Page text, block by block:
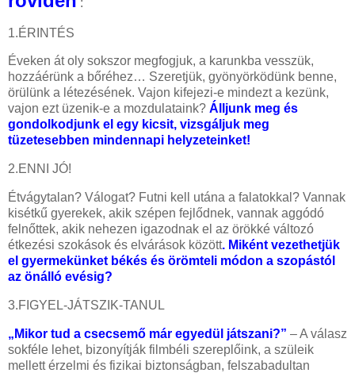
1.ÉRINTÉS
Éveken át oly sokszor megfogjuk, a karunkba vesszük,
hozzáérünk a bőréhez… Szeretjük, gyönyörködünk benne,
örülünk a létezésének. Vajon kifejezi-e mindezt a kezünk,
vajon ezt üzenik-e a mozdulataink? Álljunk meg és
gondolkodjunk el egy kicsit, vizsgáljuk meg
tüzetesebben mindennapi helyzeteinket!
2.ENNI JÓ!
Étvágytalan? Válogat? Futni kell utána a falatokkal? Vannak
kisétkű gyerekek, akik szépen fejlődnek, vannak aggódó
felnőttek, akik nehezen igazodnak el az örökké változó
étkezési szokások és elvárások között. Miként vezethetjük
el gyermekünket békés és örömteli módon a szopástól
az önálló evésig?
3.FIGYEL-JÁTSZIK-TANUL
„Mikor tud a csecsemő már egyedül játszani?” – A válasz
sokféle lehet, bizonyítják filmbéli szereplőink, a szüleik
mellett érzelmi és fizikai biztonságban, felszabadultan